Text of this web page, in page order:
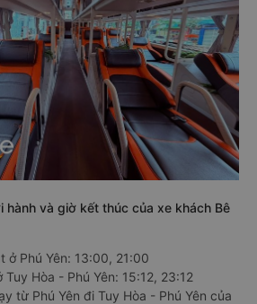
hành và giờ kết thúc của xe khách Bê
ở Phú Yên: 13:00, 21:00
Tuy Hòa - Phú Yên: 15:12, 23:12
từ Phú Yên đi Tuy Hòa - Phú Yên của